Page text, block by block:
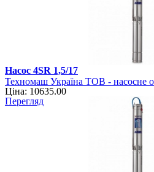
Насос 4SR 1,5/17
Техномаш Україна ТОВ - насосне
Ціна: 10635.00
Перегляд